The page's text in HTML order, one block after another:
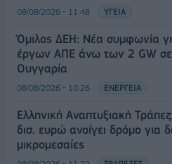
08/08/2026 - 11:48 ΥΓΕΙΑ
Όμιλος ΔΕΗ: Νέα συμφωνία
έργων ΑΠΕ άνω των 2 GW σε
Ουγγαρία
08/08/2026 - 10:26 ΕΝΕΡΓΕΙΑ
Ελληνική Αναπτυξιακή
δισ. ευρώ ανοίγει δρόμο για
μικρομεσαίες